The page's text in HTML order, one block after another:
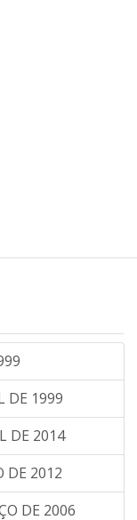
DE 1999
DE 2014
DE 2012
DE 2006